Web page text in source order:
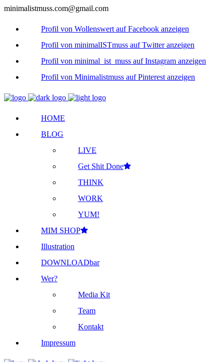
minimalistmuss.com@gmail.com
Profil von Wollenswert auf Facebook anzeigen
Profil von minimalISTmuss auf Twitter anzeigen
Profil von minimal_ist_muss auf Instagram anzeigen
Profil von Minimalistmuss auf Pinterest anzeigen
HOME
BLOG
LIVE
Get Shit Done
THINK
WORK
YUM!
MIM SHOP
Illustration
DOWNLOADbar
Wer?
Media Kit
Team
Kontakt
Impressum